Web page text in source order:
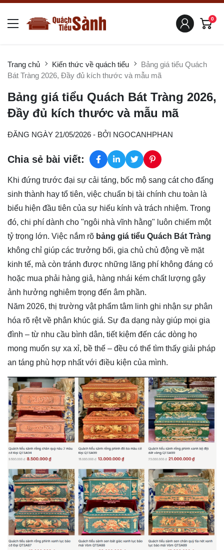
0
Trang chủ Kiến thức về quách tiểu
Bảng giá tiểu Quách
Bát Tràng 2026, Đầy đủ kích thước và mẫu mã
Bảng giá tiểu Quách Bát Tràng 2026,
Đầy đủ kích thước và mẫu mã
ĐĂNG NGÀY 21/05/2026 - BỞI NGOCANHPHAN
Chia sẻ bài viết:
Khi đứng trước đại sự cải táng, bốc mộ sang cát cho đấng
sinh thành hay tổ tiên, việc chuẩn bị tài chính chu toàn là
biểu hiện đầu tiên của sự hiếu kính và trách nhiệm. Trong
đó, chi phí dành cho "ngôi nhà vĩnh hằng" luôn chiếm một
tỷ trọng lớn. Việc nắm rõ bảng giá tiểu Quách Bát Tràng
không chỉ giúp các trưởng bối, gia chủ chủ động về mặt
kinh tế, mà còn tránh được những lãng phí không đáng có
hoặc mua phải hàng giả, hàng nhái kém chất lượng gây
ảnh hưởng nghiêm trọng đến âm phần.
Năm 2026, thị trường vật phẩm tâm linh ghi nhận sự phân
hóa rõ rệt về phân khúc giá. Sự đa dạng này giúp mọi gia
đình – từ nhu cầu bình dân, tiết kiệm đến các dòng họ
mong muốn sự xa xỉ, bề thế – đều có thể tìm thấy giải pháp
an táng phù hợp nhất với điều kiện của mình.